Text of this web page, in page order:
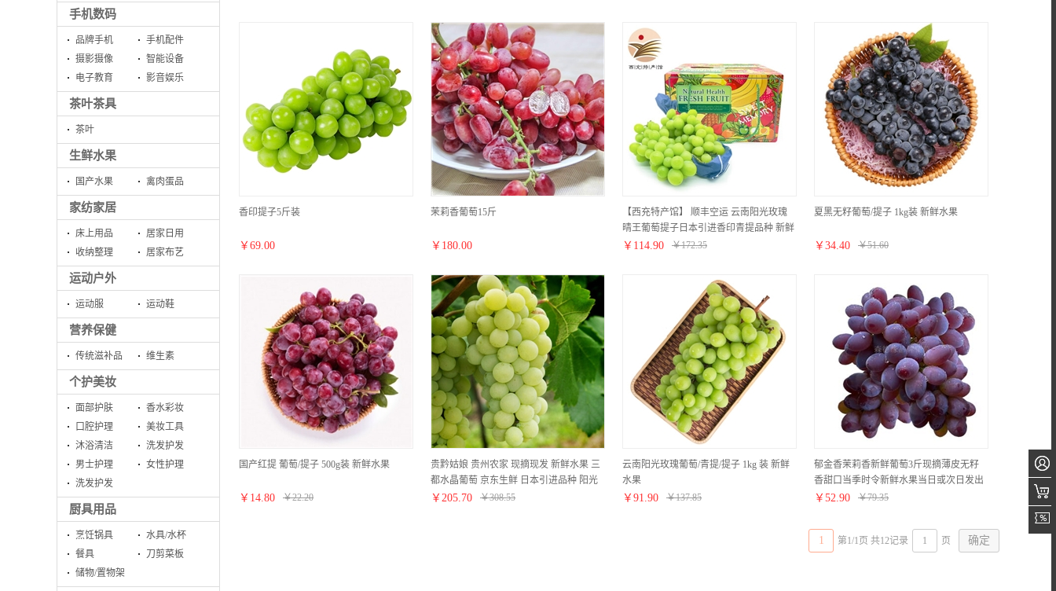
手机数码
品牌手机
手机配件
摄影摄像
智能设备
电子教育
影音娱乐
茶叶茶具
茶叶
生鲜水果
国产水果 禽肉蛋品
家纺家居
床上用品
居家日用
收纳整理
居家布艺
运动户外
运动服 运动鞋
营养保健
传统滋补品 维生素
个护美妆
面部护肤
香水彩妆
口腔护理
美妆工具
沐浴清洁
洗发护发
男士护理
女性护理
洗发护发
厨具用品
烹饪锅具
水具/水杯
餐具
刀剪菜板
储物/置物架
香印提子5斤装
￥ 69.00
茉莉香葡萄15斤
￥ 180.00
【西充特产馆】 顺丰空运 云南阳光玫瑰
晴王葡萄提子日本引进香印青提品种 新鲜
水果礼盒装 3斤装
￥ 114.90 ￥172.35
夏黑无籽葡萄/提子 1kg装 新鲜水果
￥ 34.40 ￥51.60
国产红提 葡萄/提子 500g装 新鲜水果
￥ 14.80 ￥22.20
贵黔姑娘 贵州农家 现摘现发 新鲜水果 三
都水晶葡萄 京东生鲜 日本引进品种 阳光
玫瑰青提子 （4.8-5.2）斤【阳光玫瑰】顺
￥ 205.70 ￥308.55
云南阳光玫瑰葡萄/青提/提子 1kg 装 新鲜
水果
￥ 91.90 ￥137.85
郁金香茉莉香新鲜葡萄3斤现摘薄皮无籽
香甜口当季时令新鲜水果当日或次日发出
坏果包赔
￥ 52.90 ￥79.35
1 第1/1页 共12记录 页